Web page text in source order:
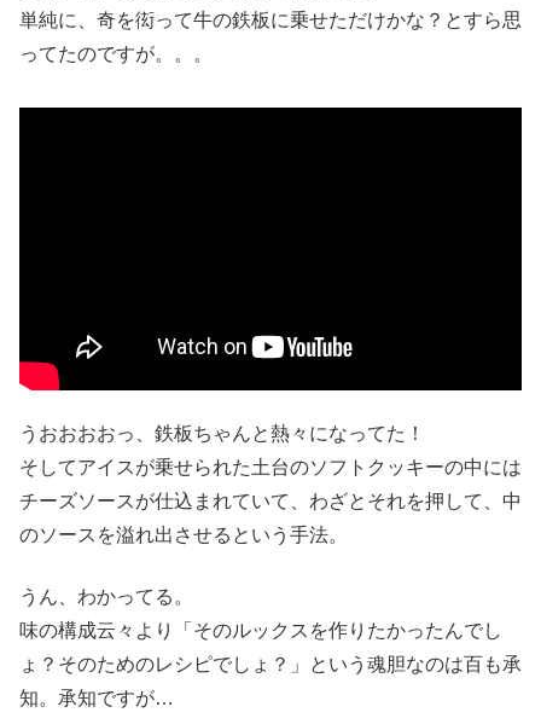
単純に、奇を衒って牛の鉄板に乗せただけかな？とすら思
ってたのですが。。。
うおおおおっ、鉄板ちゃんと熱々になってた！
そしてアイスが乗せられた土台のソフトクッキーの中には
チーズソースが仕込まれていて、わざとそれを押して、中
のソースを溢れ出させるという手法。
うん、わかってる。
味の構成云々より「そのルックスを作りたかったんでし
ょ？そのためのレシピでしょ？」という魂胆なのは百も承
知。承知ですが…